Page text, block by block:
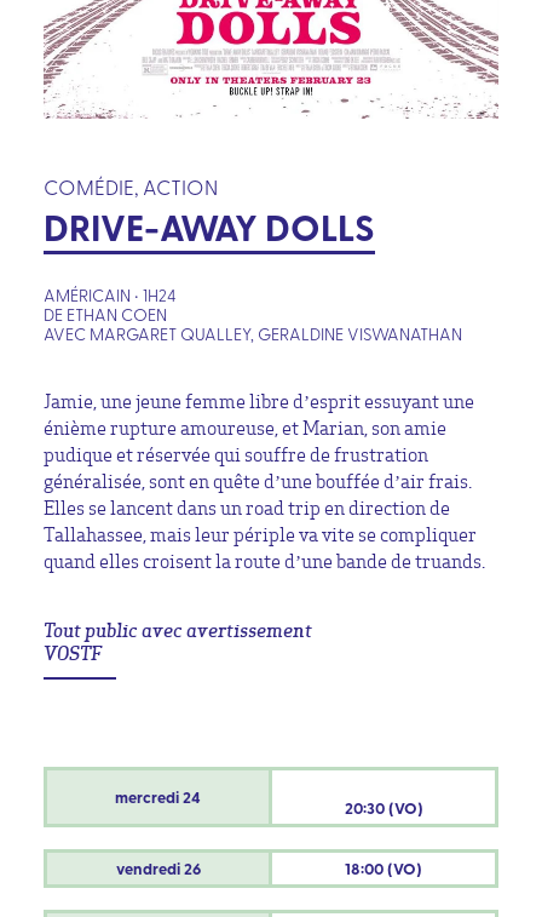
COMÉDIE, ACTION
DRIVE-AWAY DOLLS
AMÉRICAIN • 1H24
DE ETHAN COEN
AVEC MARGARET QUALLEY, GERALDINE VISWANATHAN
Jamie, une jeune femme libre d’esprit essuyant une
énième rupture amoureuse, et Marian, son amie
pudique et réservée qui souffre de frustration
généralisée, sont en quête d’une bouffée d’air frais.
Elles se lancent dans un road trip en direction de
Tallahassee, mais leur périple va vite se compliquer
quand elles croisent la route d’une bande de truands.
Tout public avec avertissement
VOSTF
mercredi24 20:30 (VO)
vendredi26 18:00 (VO)